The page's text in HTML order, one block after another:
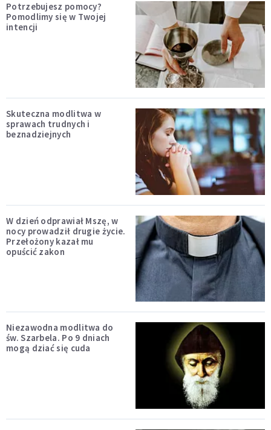
Potrzebujesz pomocy?
Pomodlimy się w Twojej
intencji
Skuteczna modlitwa w
sprawach trudnych i
beznadziejnych
W dzień odprawiał Mszę, w
nocy prowadził drugie życie.
Przełożony kazał mu
opuścić zakon
Niezawodna modlitwa do
św. Szarbela. Po 9 dniach
mogą dziać się cuda